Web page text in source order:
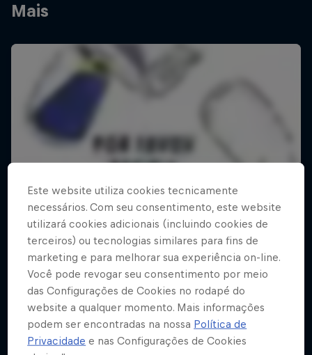
Mais
Este website utiliza cookies tecnicamente
necessários. Com seu consentimento, este website
utilizará cookies adicionais (incluindo cookies de
terceiros) ou tecnologias similares para fins de
marketing e para melhorar sua experiência on-line.
Você pode revogar seu consentimento por meio
das Configurações de Cookies no rodapé do
website a qualquer momento. Mais informações
podem ser encontradas na nossa Política de
Privacidade e nas Configurações de Cookies